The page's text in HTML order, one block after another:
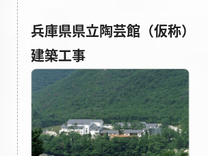
兵庫県県立陶芸館（仮称）
建築工事